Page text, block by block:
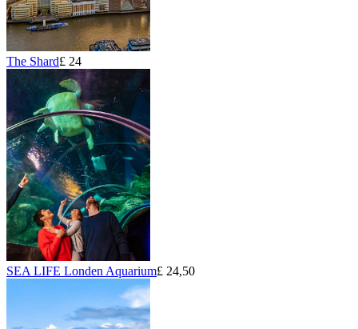
The Shard£ 24
SEA LIFE Londen Aquarium£ 24,50